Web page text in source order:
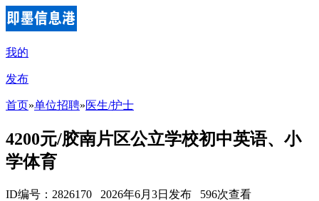
我的
发布
首页»单位招聘»医生/护士
4200元/胶南片区公立学校初中英语、小
学体育
ID编号：2826170 2026年6月3日发布 596次查看